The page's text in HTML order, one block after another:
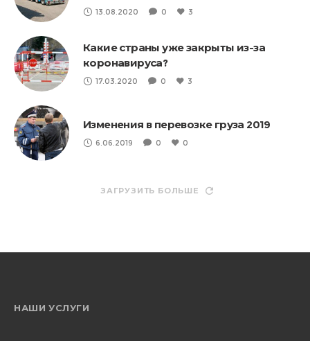
13.08.2020 0 3
Какие страны уже закрыты из-за
коронавируса?
17.03.2020 0 3
Изменения в перевозке груза 2019
6.06.2019 0 0
ЗАГРУЗИТЬ БОЛЬШЕ
НАШИ УСЛУГИ